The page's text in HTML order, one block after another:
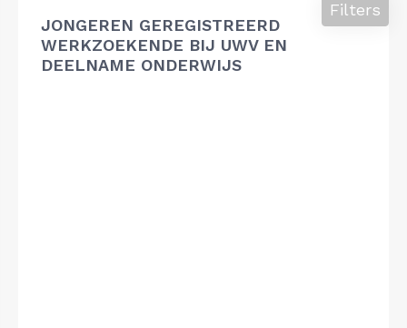
JONGEREN GEREGISTREERD
WERKZOEKENDE BIJ UWV EN
DEELNAME ONDERWIJS
Filters